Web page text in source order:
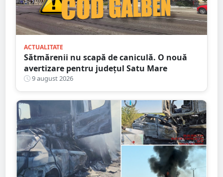
ACTUALITATE
Sătmărenii nu scapă de caniculă. O nouă
avertizare pentru județul Satu Mare
9 august 2026